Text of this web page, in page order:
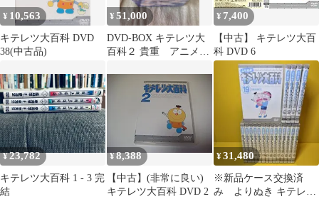
¥ 10,563
キテレツ大百科 DVD
38(中古品)
¥51,000
DVD-BOX キテレツ大
百科２ 貴重 アニメ
¥ 7,400
【中古】 キテレツ大百
科 DVD 6
¥23,782
キテレツ大百科 1 - 3 完
結
¥8,388
【中古】(非常に良い)
キテレツ大百科 DVD 2
¥31,480
※新品ケース交換済
み よりぬき キテレツ